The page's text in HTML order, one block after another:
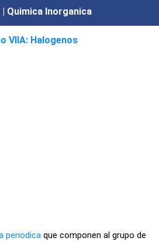
| Quimica Inorganica
VIIA: Halogenos
periodica que componen al grupo de